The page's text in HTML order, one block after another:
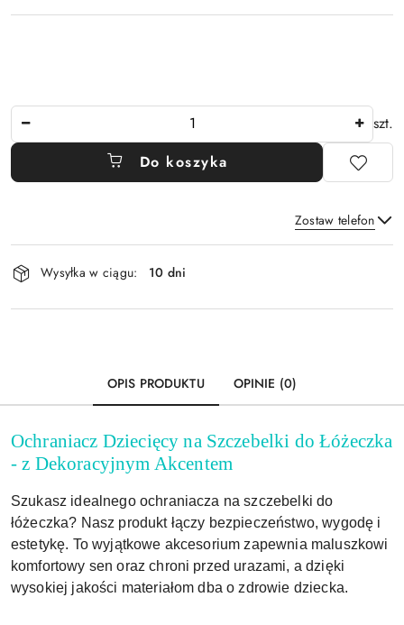
szt.
Do koszyka
Zostaw telefon
Dostępność
i
dostawa
Wysyłka w ciągu: 10 dni
OPIS PRODUKTU OPINIE (0)
Ochraniacz Dziecięcy na Szczebelki do Łóżeczka
-z Dekoracyjnym Akcentem
Szukasz idealnego ochraniacza na szczebelki do
łóżeczka? Nasz produkt łączy bezpieczeństwo, wygodę i
estetykę. To wyjątkowe akcesorium zapewnia maluszkowi
komfortowy sen oraz chroni przed urazami, a dzięki
wysokiej jakości materiałom dba o zdrowie dziecka.